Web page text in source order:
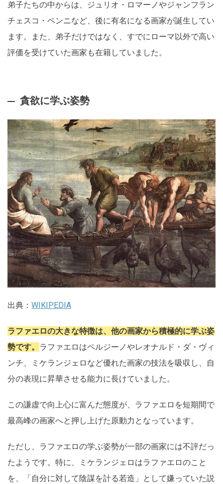
弟子たちの中からは、ジュリオ・ロマーノやジャンフラン
チェスコ・ペンニなど、後に有名になる画家が誕生してい
ます。また、弟子だけではなく、すでにローマ以外で高い
評価を受けていた画家も在籍していました。
貪欲に学ぶ姿勢
出典： WIKIPEDIA
ラファエロの大きな特徴は、他の画家から積極的に学ぶ姿
勢です。 ラファエロはペルジーノやレオナルド・ダ・ヴィ
ンチ、ミケランジェロなど優れた画家の技法を吸収し、自
分の表現に昇華させる能力に長けていました。
この謙虚で向上心に富んだ態度が、ラファエロを短期間で
最高峰の画家へと押し上げた原動力となっています。
ただし、ラファエロの学ぶ姿勢が一部の画家には不評だっ
たようです。特に、ミケランジェロはラファエロのこと
を、「自分に対して陰謀を計る若造」として嫌っていた説